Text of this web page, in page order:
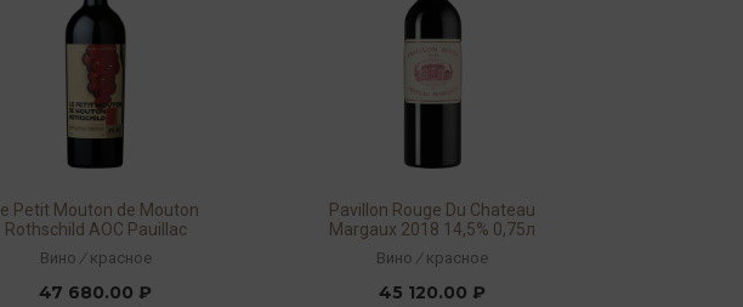
Le Petit Mouton de Mouton
Rothschild AOC Pauillac
2016 13,5% 0,75л
Вино / красное
47 680.00 ₽
Pavillon Rouge Du Chateau
Margaux 2018 14,5% 0,75л
Вино / красное
45 120.00 ₽